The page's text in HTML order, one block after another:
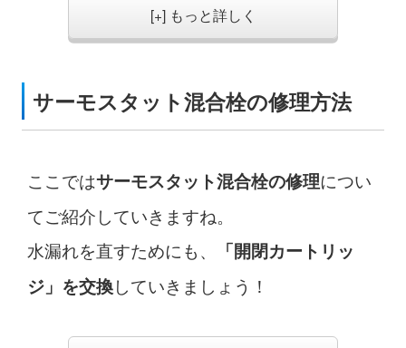
[+] もっと詳しく
サーモスタット混合栓の修理方法
ここではサーモスタット混合栓の修理につい
てご紹介していきますね。
水漏れを直すためにも、
「開閉カートリッ
ジ」を交換していきましょう！